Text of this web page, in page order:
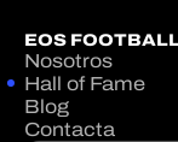
EOS
Nosotros
Hall of Fame
Blog
Contacta